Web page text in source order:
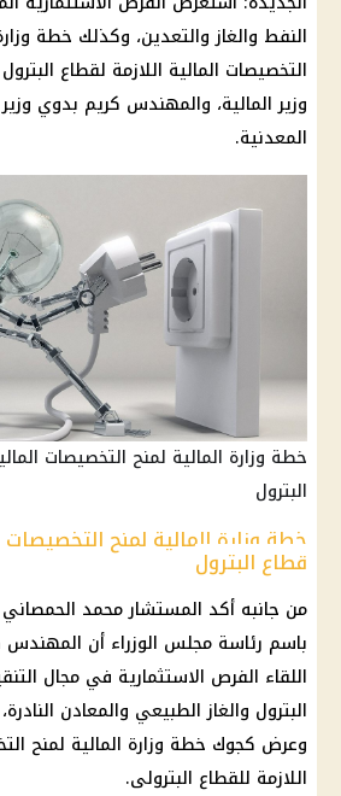
النفط والغاز والتعدين، وكذلك خطة
التخصيصات المالية اللازمة لقطاع
وزير المالية، والمهندس كريم بدوي وزير
المعدنية.
خطة وزارة المالية لمنح التخصيصات
البترول
خطة وزارة المالية لمنح التخصيصات
قطاع البترول
من جانبه أكد المستشار محمد
باسم رئاسة مجلس الوزراء أن
اللقاء الفرص الاستثمارية في مجال
البترول والغاز الطبيعي والمعادن
وعرض كجوك خطة وزارة المالية لمنح
اللازمة للقطاع البترولى.